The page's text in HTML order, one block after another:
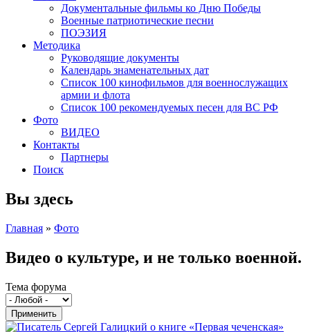
Документальные фильмы ко Дню Победы
Военные патриотические песни
ПОЭЗИЯ
Методика
Руководящие документы
Календарь знаменательных дат
Список 100 кинофильмов для военнослужащих
армии и флота
Список 100 рекомендуемых песен для ВС РФ
Фото
ВИДЕО
Контакты
Партнеры
Поиск
Вы здесь
Главная » Фото
Видео о культуре, и не только военной.
Тема форума